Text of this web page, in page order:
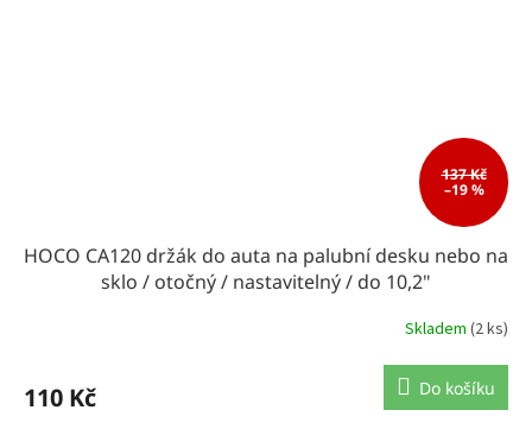
137 Kč
–19 %
HOCO CA120 držák do auta na palubní desku nebo na
sklo / otočný / nastavitelný / do 10,2"
Skladem (2 ks)
110 Kč Do košíku